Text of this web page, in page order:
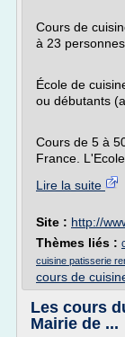
Cours de
à 23
École de
ou débutants
Cours de 5 à
France.
Lire la suite
Site : http://
Thèmes liés :
cuisine patisserie
cours de
Les cours
Mairie de ...